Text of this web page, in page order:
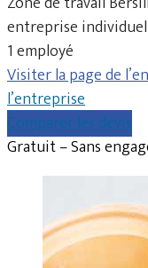
entreprise
1 employé
Visiter la page de
l’entreprise
Comparer les devis
Gratuit – Sans